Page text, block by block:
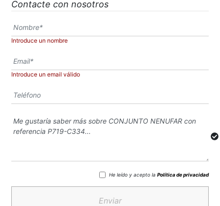
Contacte con nosotros
Introduce un nombre
Introduce un email válido
He leído y acepto la Política de privacidad
Enviar